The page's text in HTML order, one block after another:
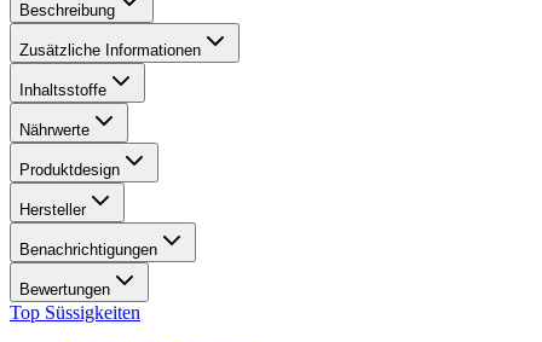
Beschreibung
Zusätzliche Informationen
Inhaltsstoffe
Nährwerte
Produktdesign
Hersteller
Benachrichtigungen
Bewertungen
Top Süssigkeiten